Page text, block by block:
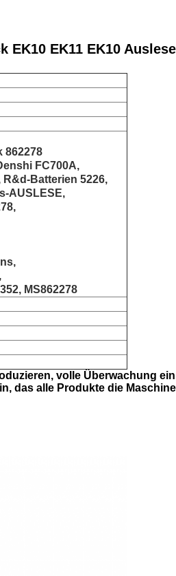
EK11 EK10
862278
FC700A,
Batterien 5226,
AUSLESE,
MS862278
volle Überwachung
das alle Produkte die